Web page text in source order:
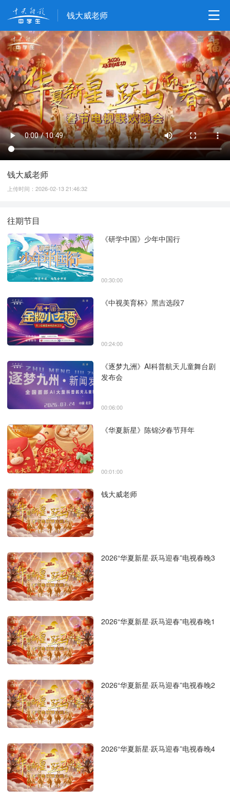
钱大威老师
钱大威老师
上传时间：2026-02-13 21:46:32
往期节目
《研学中国》少年中国行
00:30:00
《中视美育杯》黑吉选段7
00:24:00
《逐梦九洲》AI科普航天儿童舞台剧
发布会
00:06:00
《华夏新星》陈锦汐春节拜年
00:01:00
钱大威老师
2026“华夏新星·跃马迎春”电视春晚3
2026“华夏新星·跃马迎春”电视春晚1
2026“华夏新星·跃马迎春”电视春晚2
2026“华夏新星·跃马迎春”电视春晚4